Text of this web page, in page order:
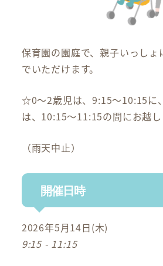
保育園の園庭で、親子いっしょ
でいただけます。
☆0～2歳児は、9:15～10:15に
は、10:15～11:15の間にお越し
（雨天中止）
開催日時
2026年5月14日(木)
9:15 - 11:15